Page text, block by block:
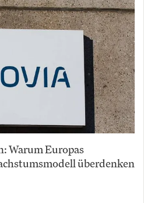
Warum Europas
überdenken